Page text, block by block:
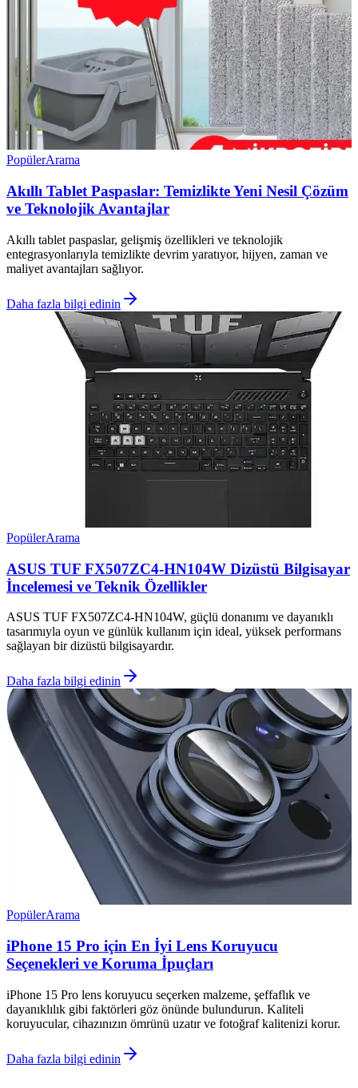
PopülerArama
Akıllı Tablet Paspaslar: Temizlikte Yeni Nesil Çözüm
ve Teknolojik Avantajlar
Akıllı tablet paspaslar, gelişmiş özellikleri ve teknolojik
entegrasyonlarıyla temizlikte devrim yaratıyor, hijyen, zaman ve
maliyet avantajları sağlıyor.
Daha fazla bilgi edinin
PopülerArama
ASUS TUF FX507ZC4-HN104W Dizüstü Bilgisayar
İncelemesi ve Teknik Özellikler
ASUS TUF FX507ZC4-HN104W, güçlü donanımı ve dayanıklı
tasarımıyla oyun ve günlük kullanım için ideal, yüksek performans
sağlayan bir dizüstü bilgisayardır.
Daha fazla bilgi edinin
PopülerArama
iPhone 15 Pro için En İyi Lens Koruyucu
Seçenekleri ve Koruma İpuçları
iPhone 15 Pro lens koruyucu seçerken malzeme, şeffaflık ve
dayanıklılık gibi faktörleri göz önünde bulundurun. Kaliteli
koruyucular, cihazınızın ömrünü uzatır ve fotoğraf kalitenizi korur.
Daha fazla bilgi edinin